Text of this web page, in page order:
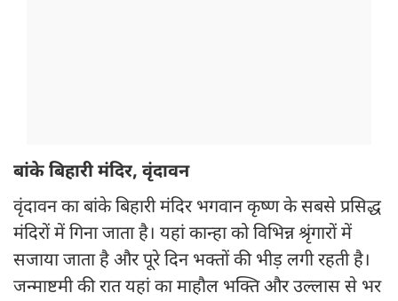
बांके बिहारी मंदिर, वृंदावन
वृंदावन का बांके बिहारी मंदिर भगवान कृष्ण के सबसे प्रसिद्ध
मंदिरों में गिना जाता है। यहां कान्हा को विभिन्न श्रृंगारों में
सजाया जाता है और पूरे दिन भक्तों की भीड़ लगी रहती है।
जन्माष्टमी की रात यहां का माहौल भक्ति और उल्लास से भर